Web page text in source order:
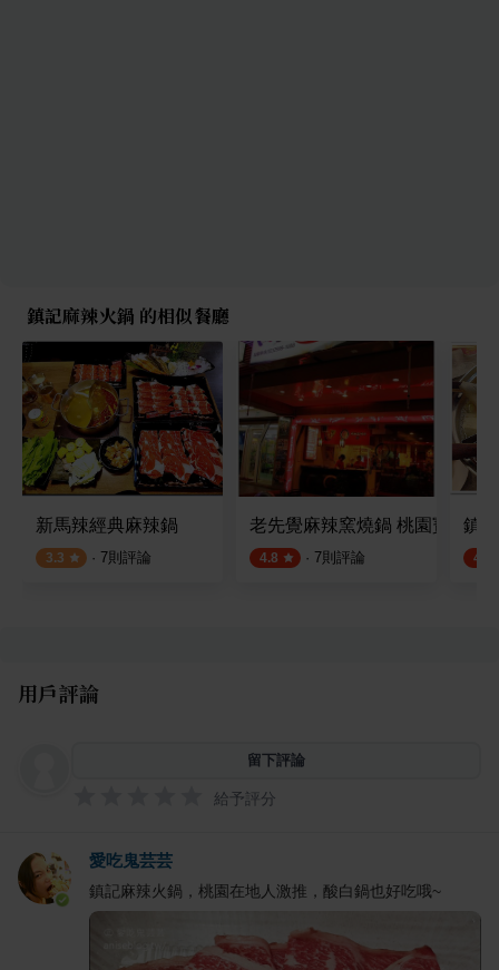
鎮記麻辣火鍋 的相似餐廳
新馬辣經典麻辣鍋
3.3 · 7則評論
老先覺麻辣窯燒鍋 桃園寶山店
4.8 · 7則評論
鎮
4.5
用戶評論
留下評論
給予評分
愛吃鬼芸芸
鎮記麻辣火鍋，桃園在地人激推，酸白鍋也好吃哦~